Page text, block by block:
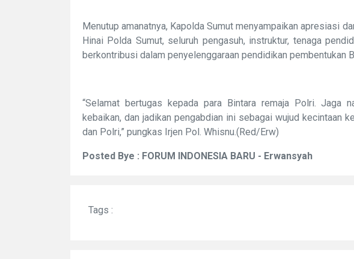
Menutup amanatnya, Kapolda Sumut menyampaikan apresiasi
Hinai Polda Sumut, seluruh pengasuh, instruktur, tenaga
berkontribusi dalam penyelenggaraan pendidikan pembentukan
“Selamat bertugas kepada para Bintara remaja Polri. Jaga
kebaikan, dan jadikan pengabdian ini sebagai wujud kecintaan
dan Polri,” pungkas Irjen Pol. Whisnu.(Red/Erw)
Posted Bye : FORUM INDONESIA BARU - Erwansyah
Tags :